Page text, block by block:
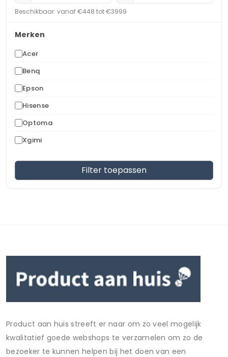
Beschikbaar: vanaf €448 tot €3999
Merken
Acer
Benq
Epson
Hisense
Optoma
Xgimi
Filter toepassen
Product aan huis streeft er naar om zo veel mogelijk
kwalitatief goede webshops te verzamelen om zo de
bezoeker te kunnen helpen bij het doen van een